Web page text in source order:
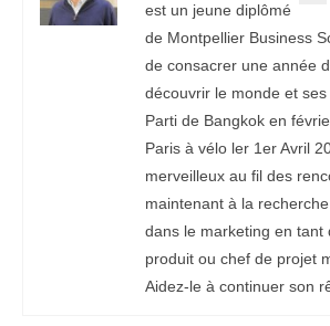
est un jeune diplômé
de Montpellier Business
de consacrer une année
découvrir le monde et ses
Parti de Bangkok en
Paris à vélo ler 1er Avril
merveilleux au fil des
maintenant à la
dans le marketing en tant
produit ou chef de projet
Aidez-le à continuer son